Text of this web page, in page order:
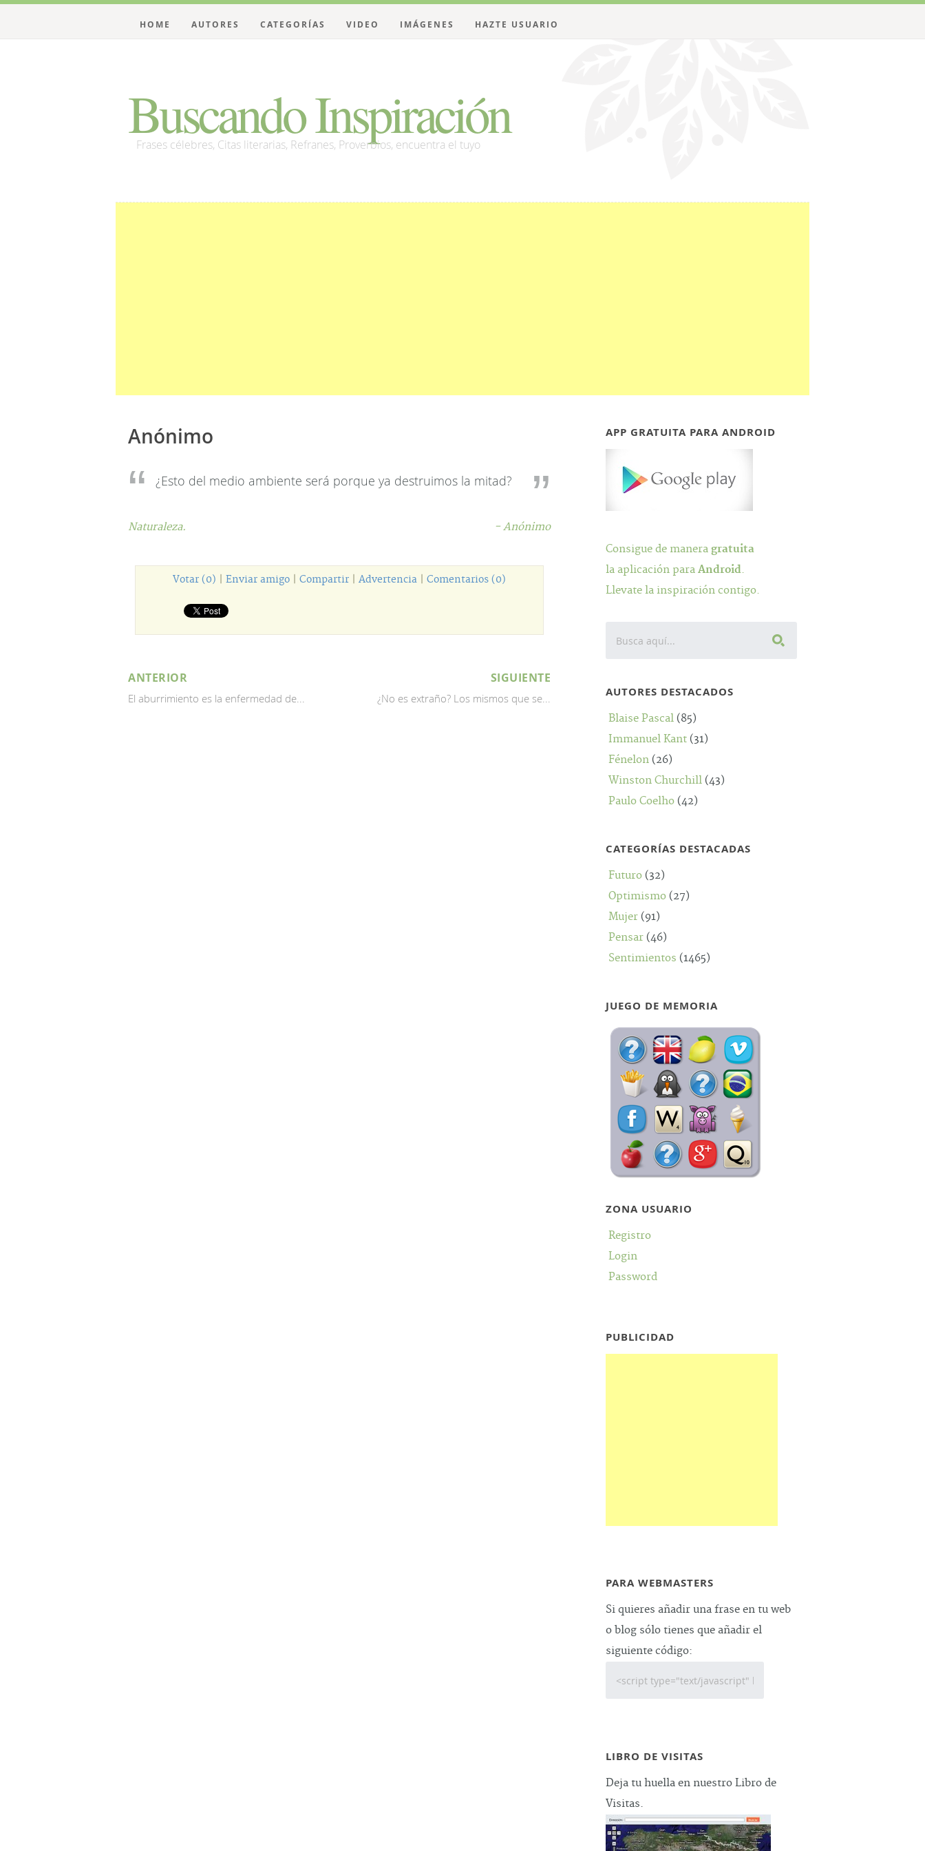
Buscando Inspiración
Frases célebres, Citas literarias, Refranes, Proverbios, encuentra el tuyo
HOME AUTORES CATEGORÍAS VIDEO IMÁGENES HAZTE USUARIO
Anónimo
¿Esto del medio ambiente será porque ya destruimos la mitad?
Naturaleza. - Anónimo
Votar (0) Enviar amigo Compartir Advertencia Comentarios (0)
ANTERIOR
El aburrimiento es la enfermedad de...
SIGUIENTE
¿No es extraño? Los mismos que se...
APP GRATUITA PARA ANDROID
Consigue de maneragratuita
la aplicación paraAndroid.
Llevate la inspiración contigo.
AUTORES DESTACADOS
Blaise Pascal (85)
Immanuel Kant (31)
Fénelon (26)
Winston Churchill (43)
Paulo Coelho (42)
CATEGORÍAS DESTACADAS
Futuro (32)
Optimismo (27)
Mujer (91)
Pensar (46)
Sentimientos (1465)
JUEGO DE MEMORIA
ZONA USUARIO
Registro
Login
Password
PUBLICIDAD
PARA WEBMASTERS
Si quieres añadir una frase en tu web
o blog sólo tienes que añadir el
siguiente código:
LIBRO DE VISITAS
Deja tu huella en nuestro Libro de
Visitas.